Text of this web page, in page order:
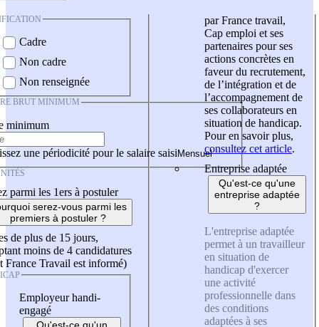
Cadre
Non cadre
Non renseignée
BRUT MINIMUM
minimum
une périodicité pour le salaire saisi
parmi les 1ers à postuler
serez-vous parmi les
premiers à postuler ?
de plus de 15 jours,
moins de 4 candidatures
France Travail est informé)
Employeur handi-
engagé
par France travail,
Cap emploi et ses
partenaires pour ses
actions concrètes en
faveur du recrutement,
de l’intégration et de
l’accompagnement de
ses collaborateurs en
situation de handicap.
Pour en savoir plus,
consultez cet article.
Entreprise adaptée
Qu'est-ce qu'une
entreprise adaptée
?
L'entreprise adaptée
permet à un travailleur
en situation de
handicap d'exercer
une activité
professionnelle dans
des conditions
adaptées à ses